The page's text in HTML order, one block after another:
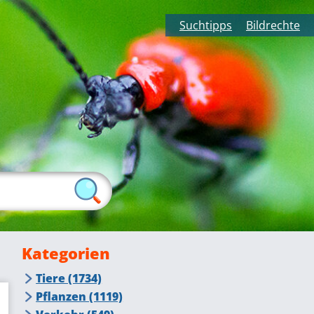
Suchtipps Bildrechte
Kategorien
Tiere (1734)
Insekten (415)
Pflanzen (1119)